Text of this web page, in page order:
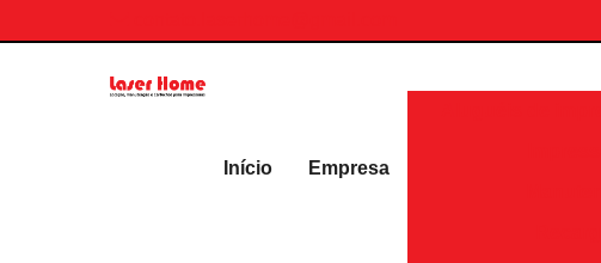
Início Empresa